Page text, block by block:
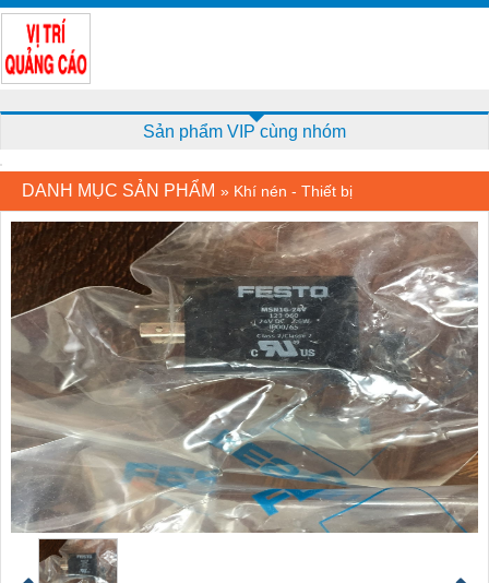
Sản phẩm VIP cùng nhóm
DANH MỤC SẢN PHẨM » Khí nén - Thiết bị